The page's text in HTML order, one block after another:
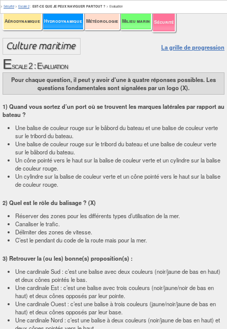
Aérodynamique Hydrodynamique Météorologie Milieu marin Sécurité
> Sécurité > Escale 2 : EST-CE QUE JE PEUX NAVIGUER PARTOUT ? > Evaluation
La grille de progression
Escale 2 : Evaluation
Pour chaque question, il peut y avoir d'une à quatre réponses possibles. Les
questions fondamentales sont signalées par un logo (X).
1) Quand vous sortez d’un port où se trouvent les marques latérales par rapport au
bateau ?
Une balise de couleur rouge sur le bâbord du bateau et une balise de couleur verte
sur le tribord du bateau.
Une balise de couleur rouge sur le tribord du bateau et une balise de couleur verte
sur le bâbord du bateau.
Un cône pointé vers le haut sur la balise de couleur verte et un cylindre sur la balise
de couleur rouge.
Un cylindre sur la balise de couleur verte et un cône pointé vers le haut sur la balise
de couleur rouge.
2) Quel est le rôle du balisage ? (X)
Réserver des zones pour les différents types d’utilisation de la mer.
Canaliser le trafic.
Délimiter des zones de vitesse.
C’est le pendant du code de la route mais pour la mer.
3) Retrouver la (ou les) bonne(s) proposition(s) :
Une cardinale Sud : c’est une balise avec deux couleurs (noir/jaune de bas en haut)
et deux cônes pointés le bas.
Une cardinale Est : c’est une balise avec trois couleurs (noir/jaune/noir de bas en
haut) et deux cônes opposés par leur pointe.
Une cardinale Ouest : c’est une balise à trois couleurs (jaune/noir/jaune de bas en
haut) et deux cônes opposés par leur base.
Une cardinale Nord : c’est une balise à deux couleurs (noir/jaune de bas en haut) et